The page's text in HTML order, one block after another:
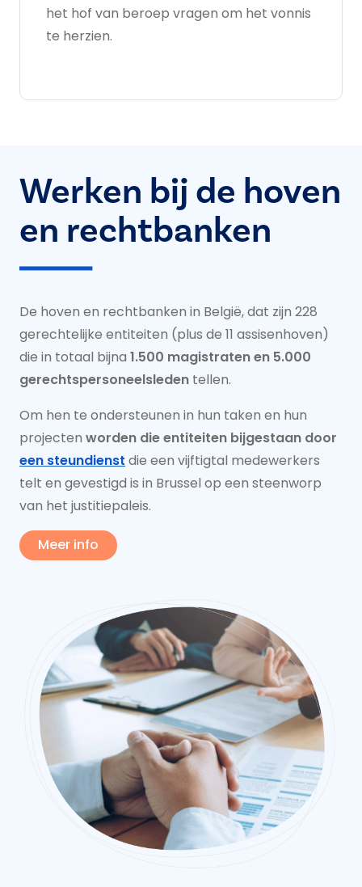
het hof van beroep vragen om het vonnis
te herzien.
Werken bij de hoven
en rechtbanken
De hoven en rechtbanken in België, dat zijn 228
gerechtelijke entiteiten (plus de 11 assisenhoven)
die in totaal bijna 1.500 magistraten en 5.000
gerechtspersoneelsleden tellen.
Om hen te ondersteunen in hun taken en hun
projecten worden die entiteiten bijgestaan door
een steundienst die een vijftigtal medewerkers
telt en gevestigd is in Brussel op een steenworp
van het justitiepaleis.
Meer info